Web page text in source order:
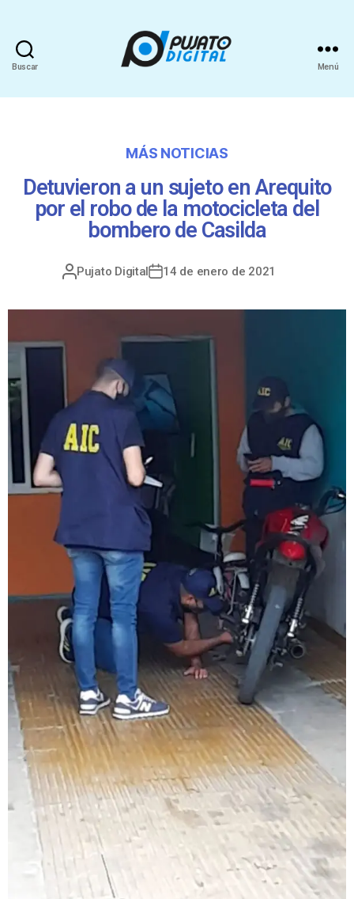
Buscar Menú
MÁS NOTICIAS
Detuvieron a un sujeto en Arequito
por el robo de la motocicleta del
bombero de Casilda
Pujato Digital 14 de enero de 2021